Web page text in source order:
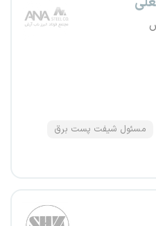
مسئول شیفت پست برق